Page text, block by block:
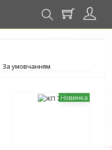
Новинка